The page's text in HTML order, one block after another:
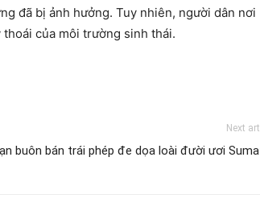
đã bị ảnh hưởng. Tuy nhiên, người dân nơi
của môi trường sinh thái.
Next
buôn bán trái phép đe dọa loài đười ươi